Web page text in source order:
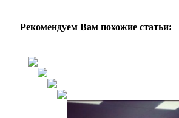
Рекомендуем Вам похожие статьи: